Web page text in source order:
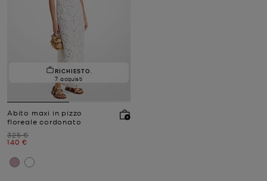
RICHIESTO.
7 acquisti
Abito maxi in pizzo
floreale cordonato
Prezzo iniziale
325 €
Prezzo attuale
140 €